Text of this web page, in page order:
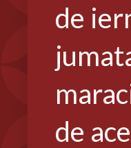
de
de